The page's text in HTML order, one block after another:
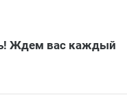
Ждем вас каждый